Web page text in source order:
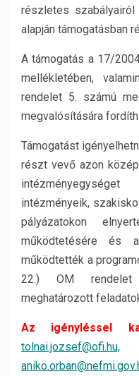
részletes
alapján támogatásban
A támogatás a 17/
mellékletében,
rendelet 5. számú
megvalósítására
Támogatást
részt vevő azon
intézményeik,
pályázatokon
működtetésére és
működtették a
22.) OM rendelet
meghatározott
Az igényléssel
tolnai.jozsef@ofi.hu,